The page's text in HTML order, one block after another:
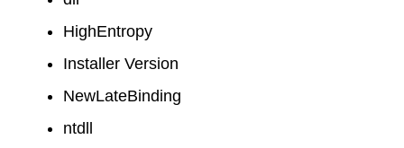
HighEntropy
Installer Version
NewLateBinding
ntdll